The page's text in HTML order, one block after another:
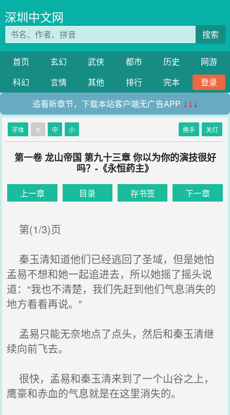
深圳中文网
搜索
首页 玄幻 武侠 都市 历史
网游
科幻
言情 其他 排行 完本
登录
追看新章节，下载本站客户端无广告APP ↓↓↓
字体 大 中 小 换手 关灯
第一卷 龙山帝国 第九十三章 你以为你的演技很好
吗？-《永恒药主》
上一章 目录 存书签 下一章
第(1/3)页
秦玉清知道他们已经逃回了圣域，但是她怕
孟易不想和她一起追进去，所以她摇了摇头说
道：“我也不清楚，我们先赶到他们气息消失的
地方看看再说。”
孟易只能无奈地点了点头，然后和秦玉清继
续向前飞去。
很快，孟易和秦玉清来到了一个山谷之上，
鹰豪和赤血的气息就是在这里消失的。